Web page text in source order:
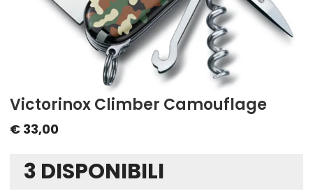
Victorinox Climber Camouflage
€ 33,00
3 DISPONIBILI